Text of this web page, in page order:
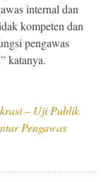
internal dan
kompeten dan
pengawas
katanya.
– Uji Publik
Pengawas